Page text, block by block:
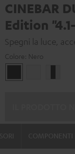
CINEBAR
Edition
Spegni la luce,
Colore: Nero